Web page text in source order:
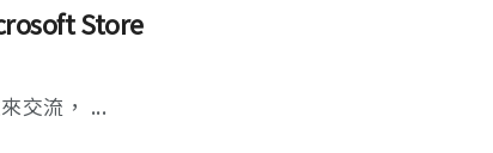
Store
交流， ...